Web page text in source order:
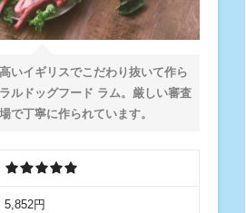
いイギリスでこだわり抜いて作ら
ルドッグフード ラム。厳しい審査
で丁寧に作られています。
5,852円